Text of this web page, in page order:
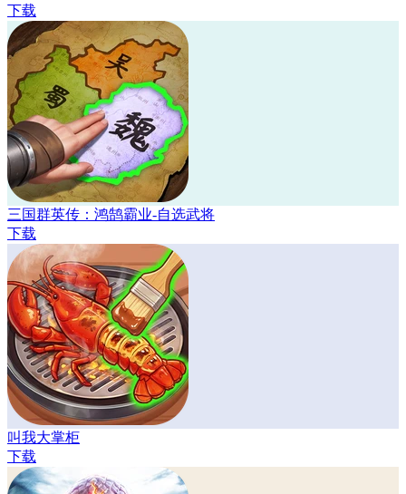
下载
三国群英传：鸿鹄霸业-自选武将
下载
叫我大掌柜
下载